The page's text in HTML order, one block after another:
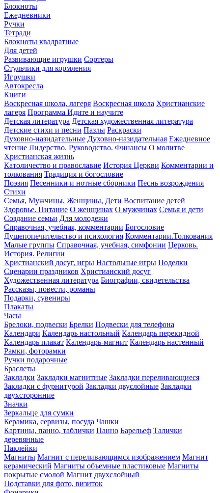
Блокноты
Ежедневники
Ручки
Тетради
Блокноты квадратные
Для детей
Развивающие игрушки Сортеры
Стульчики для кормления
Игрушки
Автокресла
Книги
Воскресная школа, лагеря Воскресная школа Христианские
лагеря Программа Идите и научите
Детская литература Детская художественная литература
Детские стихи и песни Пазлы Раскраски
Духовно-назидательные Духовно-назидательная Ежедневное
чтение Лидерство. Руководство. Финансы О молитве
Христианская жизнь
Католичество и православие История Церкви Комментарии и
толкования Традиция и богословие
Поэзия Песенники и нотные сборники Песнь возрождения
Стихи
Семья, Мужчины, Женщины, Дети Воспитание детей
Здоровье. Питание О женщинах О мужчинах Семья и дети
Создание семьи Для молодежи
Справочная, учебная, комментарии Богословие
Душепопечительство и психология Комментарии.Толкования
Малые группы Справочная, учебная, симфонии Церковь.
История. Религии
Христианский досуг, игры Настольные игры Поделки
Сценарии праздников Христианский досуг
Художественная литература Биографии, свидетельства
Рассказы, повести, романы
Подарки, сувениры
Плакаты
Часы
Брелоки, подвески Брелки Подвески для телефона
Календари Календарь настольный Календарь перекидной
Календарь плакат Календарь-магнит Календарь настенный
Рамки, фоторамки
Ручки подарочные
Браслеты
Закладки Закладки магнитные Закладки переливающиеся
Закладки с фурнитурой Закладки двуслойные Закладки
двухсторонние
Значки
Зеркальце для сумки
Керамика, сервизы, посуда Чашки
Картины, панно, таблички Панно Барельеф Талички
деревянные
Наклейки
Магниты Магнит с переливающимся изображением Магнит
керамический Магниты объемные пластиковые Магниты
покрытые смолой Магнит двухслойный
Подставки для фото, визиток